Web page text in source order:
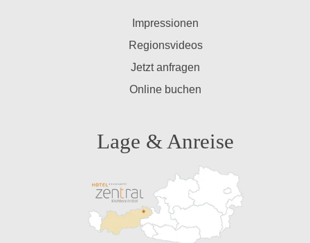
Impressionen
Regionsvideos
Jetzt anfragen
Online buchen
Lage & Anreise